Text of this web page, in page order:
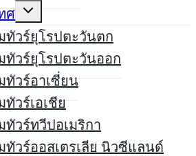
ศ
Expand
child
menu
ทัวร์ยุโรปตะวันตก
ทัวร์ยุโรปตะวันออก
ทัวร์อาเซี่ยน
วร์เอเชีย
ทัวร์ทวีปอเมริกา
ทัวร์ออสเตรเลีย นิวซีแลนด์